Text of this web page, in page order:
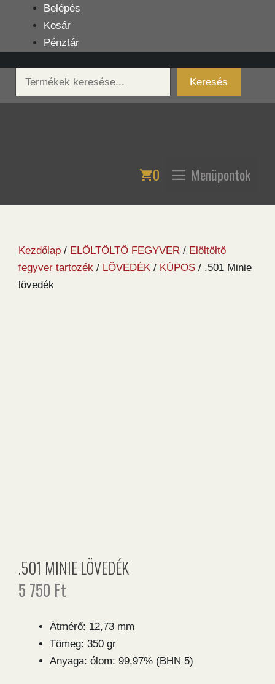
tartalomba
Belépés
Kosár
Pénztár
Keresés
Keresés
0 Menüpontok
Kezdőlap / ELÖLTÖLTŐ FEGYVER / Elöltöltő
fegyver tartozék / LÖVEDÉK / KÚPOS / .501 Minie
lövedék
.501 MINIE LÖVEDÉK
5 750 Ft
Átmérő: 12,73 mm
Tömeg: 350 gr
Anyaga: ólom: 99,97% (BHN 5)